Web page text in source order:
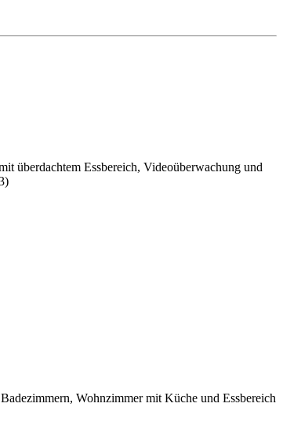
überdachtem Essbereich, Videoüberwachung und
Wohnzimmer mit Küche und Essbereich